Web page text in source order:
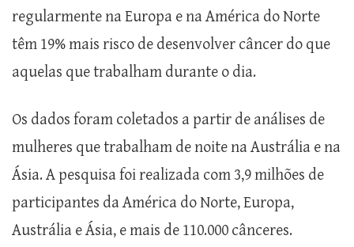
regularmente na Europa e na América do Norte
têm 19% mais risco de desenvolver câncer do que
aquelas que trabalham durante o dia.
Os dados foram coletados a partir de análises de
mulheres que trabalham de noite na Austrália e na
Ásia. A pesquisa foi realizada com 3,9 milhões de
participantes da América do Norte, Europa,
Austrália e Ásia, e mais de 110.000 cânceres.